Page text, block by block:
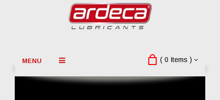
MENU ( 0 Items )